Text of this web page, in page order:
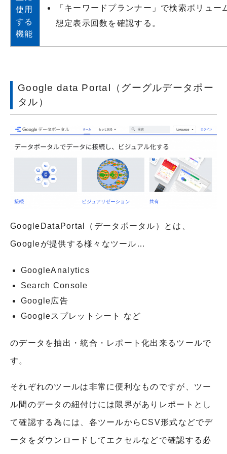
使用
する
機能
「キーワードプランナー」で検索ボリュー
想定表示回数を確認する。
Google data Portal（グーグルデータポー
タル）
GoogleDataPortal（データポータル）とは、
Googleが提供する様々なツール…
GoogleAnalytics
Search Console
Google広告
Googleスプレットシート など
のデータを抽出・統合・レポート化出来るツールで
す。
それぞれのツールは非常に便利なものですが、ツー
ル間のデータの紐付けには限界がありレポートとし
て確認する為には、各ツールからCSV形式などでデ
ータをダウンロードしてエクセルなどで確認する必